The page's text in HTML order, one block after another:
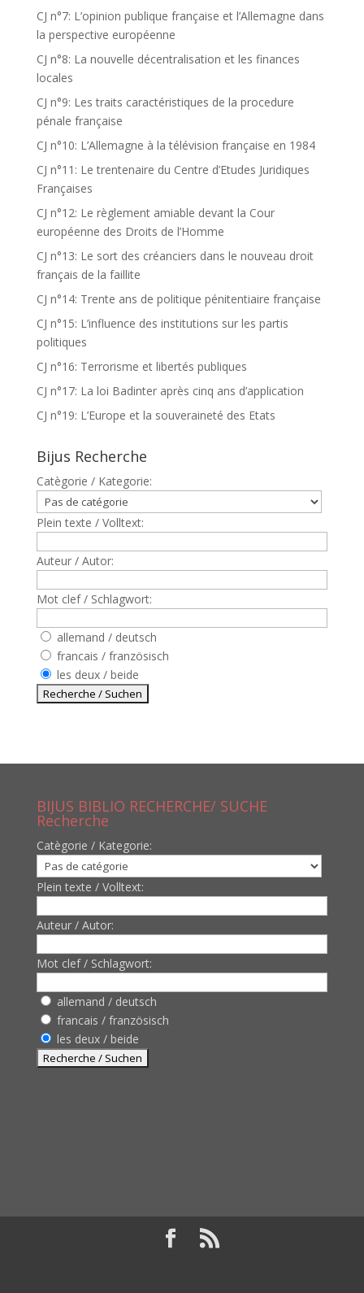
CJ n°7: L’opinion publique française et l’Allemagne dans
la perspective européenne
CJ n°8: La nouvelle décentralisation et les finances
locales
CJ n°9: Les traits caractéristiques de la procedure
pénale française
CJ n°10: L’Allemagne à la télévision française en 1984
CJ n°11: Le trentenaire du Centre d’Etudes Juridiques
Françaises
CJ n°12: Le règlement amiable devant la Cour
européenne des Droits de l’Homme
CJ n°13: Le sort des créanciers dans le nouveau droit
français de la faillite
CJ n°14: Trente ans de politique pénitentiaire française
CJ n°15: L’influence des institutions sur les partis
politiques
CJ n°16: Terrorisme et libertés publiques
CJ n°17: La loi Badinter après cinq ans d’application
CJ n°19: L’Europe et la souveraineté des Etats
Bijus Recherche
Catègorie / Kategorie:
Plein texte / Volltext:
Auteur / Autor:
Mot clef / Schlagwort:
allemand / deutsch
francais / französisch
les deux / beide
BIJUS BIBLIO RECHERCHE/ SUCHE
Recherche
Catègorie / Kategorie:
Plein texte / Volltext:
Auteur / Autor:
Mot clef / Schlagwort:
allemand / deutsch
francais / französisch
les deux / beide